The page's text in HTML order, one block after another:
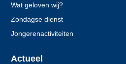
Wat geloven wij?
Zondagse dienst
Jongerenactiviteiten
Actueel